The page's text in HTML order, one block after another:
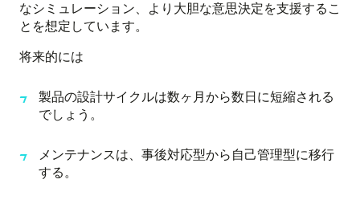
なシミュレーション、より大胆な意思決定を支援するこ
とを想定しています。
将来的には
製品の設計サイクルは数ヶ月から数日に短縮される
でしょう。
メンテナンスは、事後対応型から自己管理型に移行
する。